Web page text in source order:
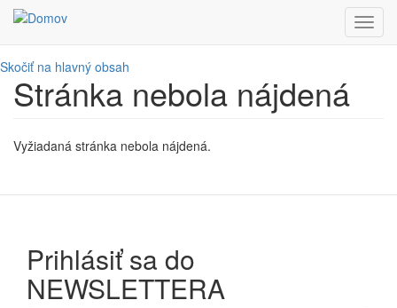
Skočiť na hlavný obsah
Stránka nebola nájdená
Vyžiadaná stránka nebola nájdená.
Prihlásiť sa do
NEWSLETTERA